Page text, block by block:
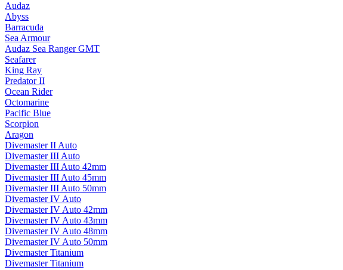
Audaz
Abyss
Barracuda
Sea Armour
Audaz Sea Ranger GMT
Seafarer
King Ray
Predator II
Ocean Rider
Octomarine
Pacific Blue
Scorpion
Aragon
Divemaster II Auto
Divemaster III Auto
Divemaster III Auto 42mm
Divemaster III Auto 45mm
Divemaster III Auto 50mm
Divemaster IV Auto
Divemaster IV Auto 42mm
Divemaster IV Auto 43mm
Divemaster IV Auto 48mm
Divemaster IV Auto 50mm
Divemaster Titanium
Divemaster Titanium